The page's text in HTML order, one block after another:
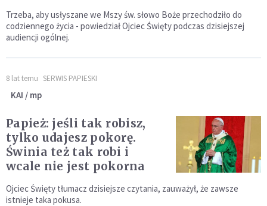
Trzeba, aby usłyszane we Mszy św. słowo Boże przechodziło do
codziennego życia - powiedział Ojciec Święty podczas dzisiejszej
audiencji ogólnej.
8 lat temu SERWIS PAPIESKI
KAI / mp
Papież: jeśli tak robisz,
tylko udajesz pokorę.
Świnia też tak robi i
wcale nie jest pokorna
Ojciec Święty tłumacz dzisiejsze czytania, zauważył, że zawsze
istnieje taka pokusa.